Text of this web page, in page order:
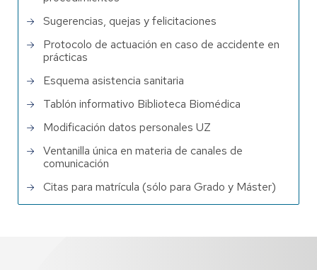
Sugerencias, quejas y felicitaciones
Protocolo de actuación en caso de accidente en
prácticas
Esquema asistencia sanitaria
Tablón informativo Biblioteca Biomédica
Modificación datos personales UZ
Ventanilla única en materia de canales de
comunicación
Citas para matrícula (sólo para Grado y Máster)